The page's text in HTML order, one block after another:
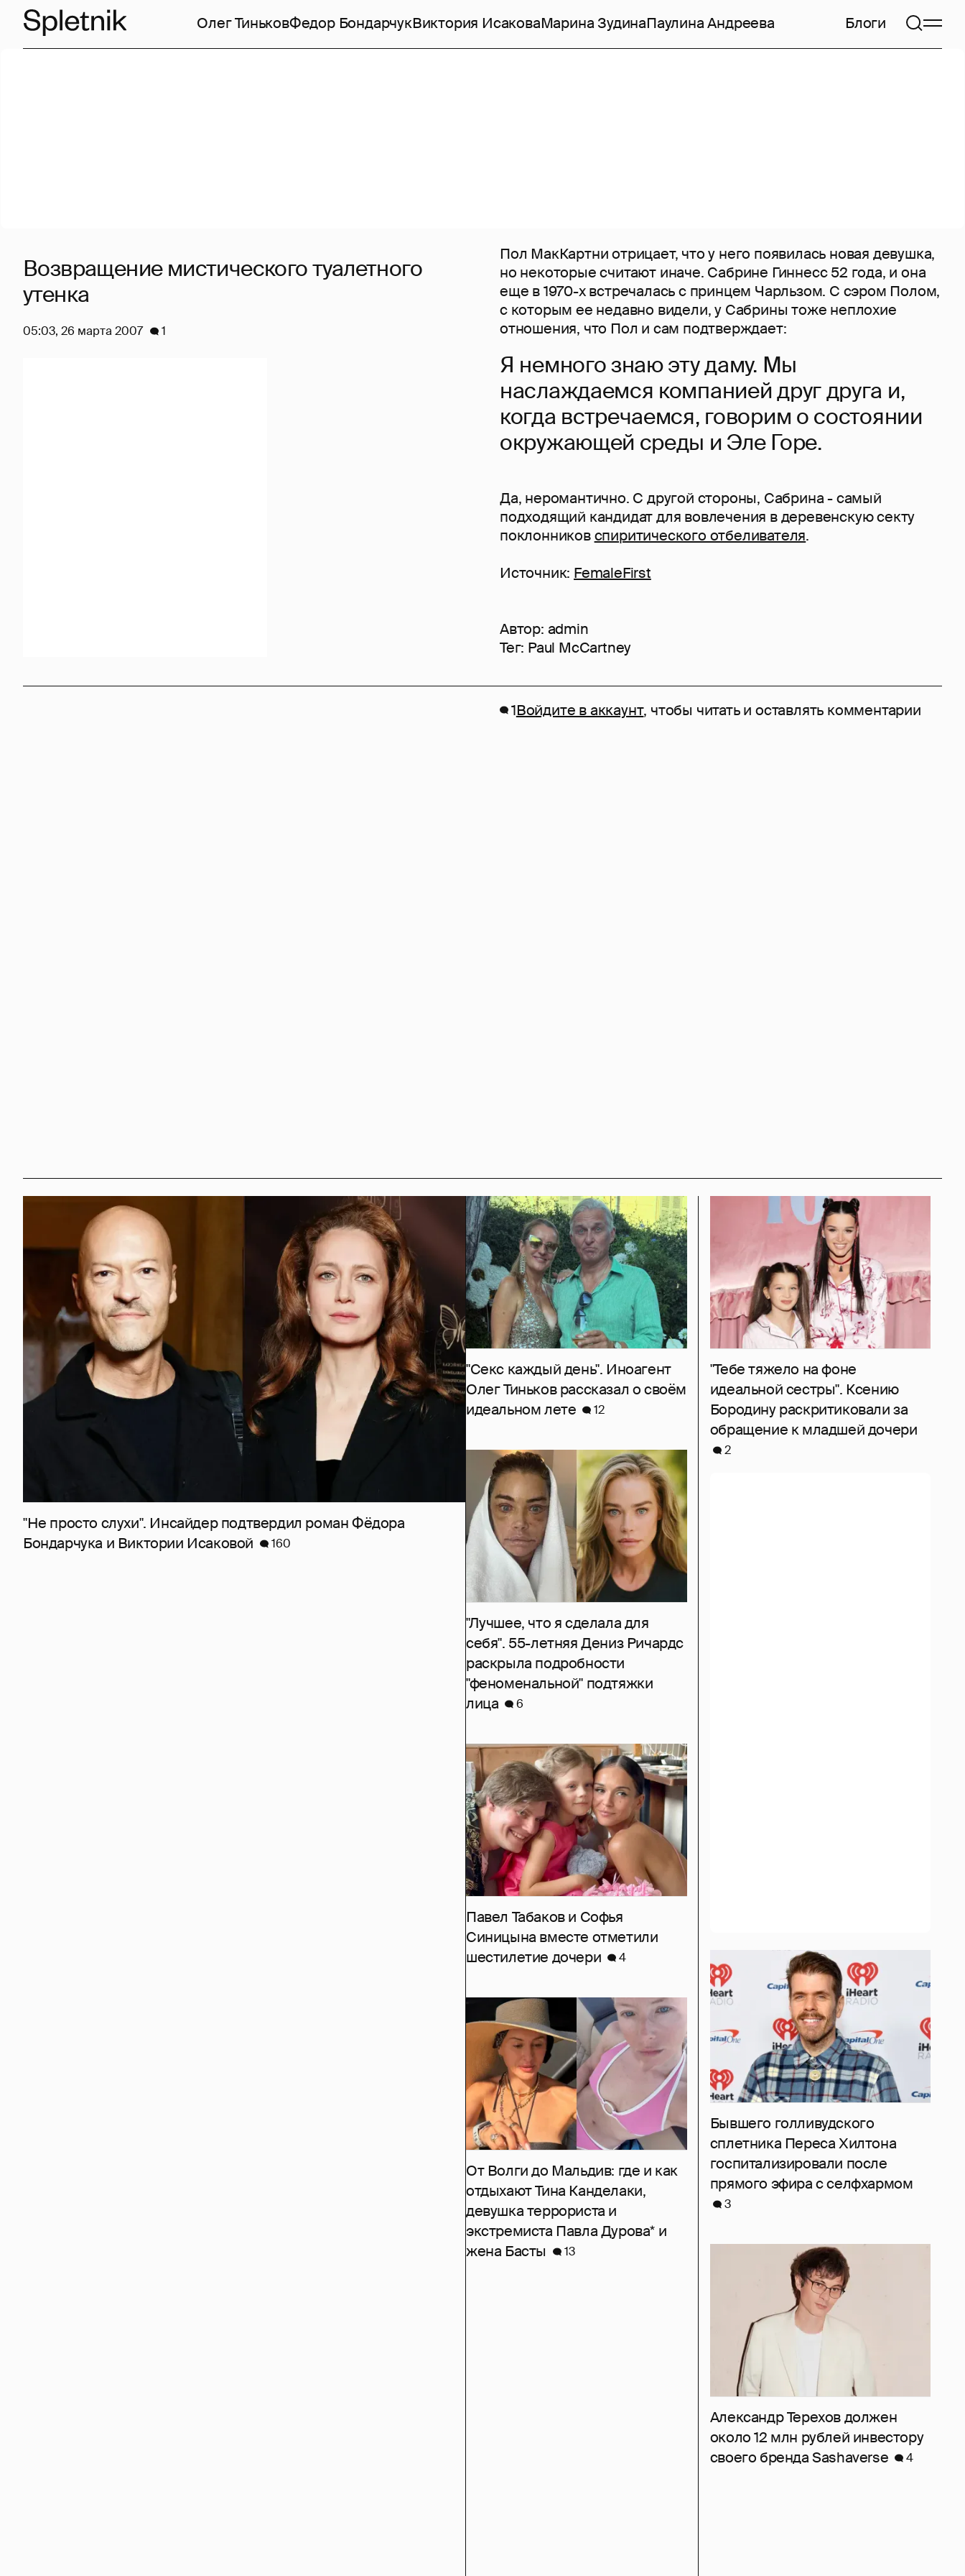
Олег ТиньковФедор БондарчукВиктория ИсаковаМарина ЗудинаПаулина Андреева Блоги
Пол МакКартни отрицает, что у него появилась новая девушка,
но некоторые считают иначе. Сабрине Гиннесс 52 года, и она
еще в 1970-х встречалась с принцем Чарльзом. С сэром Полом,
с которым ее недавно видели, у Сабрины тоже неплохие
отношения, что Пол и сам подтверждает:
Я немного знаю эту даму. Мы
наслаждаемся компанией друг друга и,
когда встречаемся, говорим о состоянии
окружающей среды и Эле Горе.
Да, неромантично. С другой стороны, Сабрина - самый
подходящий кандидат для вовлечения в деревенскую секту
поклонниковспиритического отбеливателя.
Источник: FemaleFirst
Автор: admin
Тег: Paul McCartney
Возвращение мистического туалетного
утенка
05:03, 26 марта 2007 1
1Войдите в аккаунт, чтобы читать и оставлять комментарии
"Не просто слухи". Инсайдер подтвердил роман Фёдора
Бондарчука и Виктории Исаковой
160
"Секс каждый день". Иноагент
Олег Тиньков рассказал о своём
идеальном лете
12
"Тебе тяжело на фоне
идеальной сестры". Ксению
Бородину раскритиковали за
обращение к младшей дочери
2
"Лучшее, что я сделала для
себя". 55-летняя Дениз Ричардс
раскрыла подробности
"феноменальной" подтяжки
лица
6
Павел Табаков и Софья
Синицына вместе отметили
шестилетие дочери
4
Бывшего голливудского
сплетника Переса Хилтона
госпитализировали после
прямого эфира с селфхармом
3
От Волги до Мальдив: где и как
отдыхают Тина Канделаки,
девушка террориста и
экстремиста Павла Дурова* и
жена Басты
13
Александр Терехов должен
около 12 млн рублей инвестору
своего бренда Sashaverse
4